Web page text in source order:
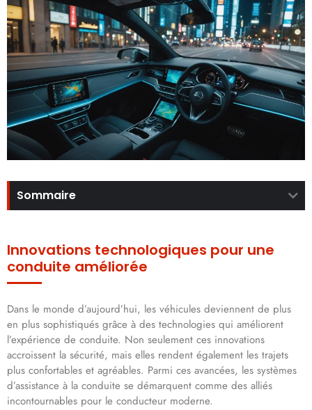
Sommaire
Innovations technologiques pour une
conduite améliorée
Dans le monde d’aujourd’hui, les véhicules deviennent de plus
en plus sophistiqués grâce à des technologies qui améliorent
l’expérience de conduite. Non seulement ces innovations
accroissent la sécurité, mais elles rendent également les trajets
plus confortables et agréables. Parmi ces avancées, les systèmes
d’assistance à la conduite se démarquent comme des alliés
incontournables pour le conducteur moderne.